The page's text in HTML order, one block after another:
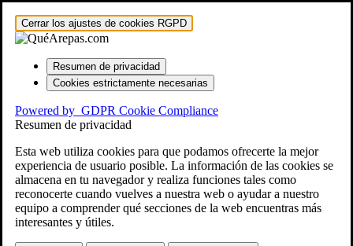
Cerrar los ajustes de cookies RGPD
Resumen de privacidad
Cookies estrictamente necesarias
Powered by GDPR Cookie Compliance
Resumen de privacidad
Esta web utiliza cookies para que podamos ofrecerte la mejor
experiencia de usuario posible. La información de las cookies se
almacena en tu navegador y realiza funciones tales como
reconocerte cuando vuelves a nuestra web o ayudar a nuestro
equipo a comprender qué secciones de la web encuentras más
interesantes y útiles.